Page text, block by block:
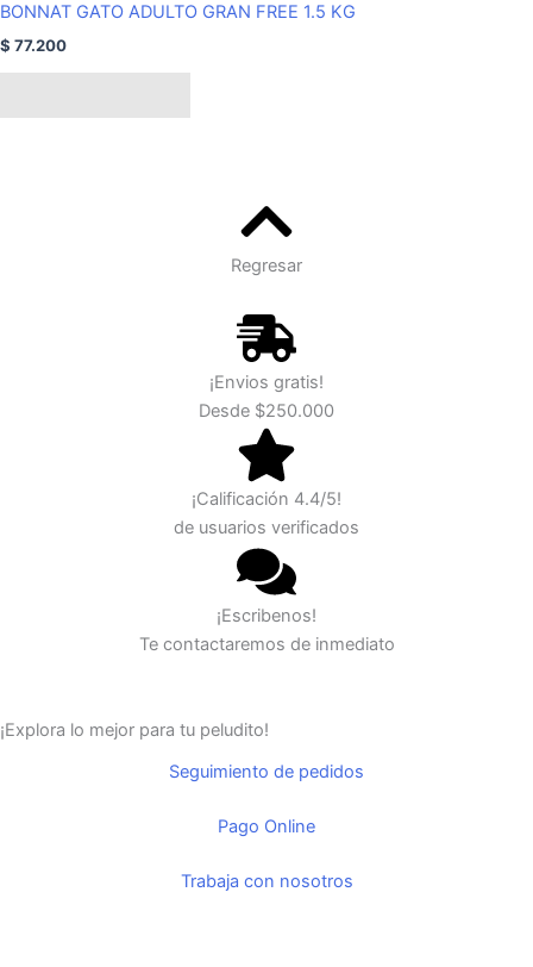
la
página
de
BONNAT GATO ADULTO GRAN FREE 1.5 KG
$ 77.200
Regresar
¡Envios gratis!
Desde $250.000
¡Calificación 4.4/5!
de usuarios verificados
¡Escribenos!
Te contactaremos de inmediato
¡Explora lo mejor para tu peludito!
Seguimiento de pedidos
Pago Online
Trabaja con nosotros